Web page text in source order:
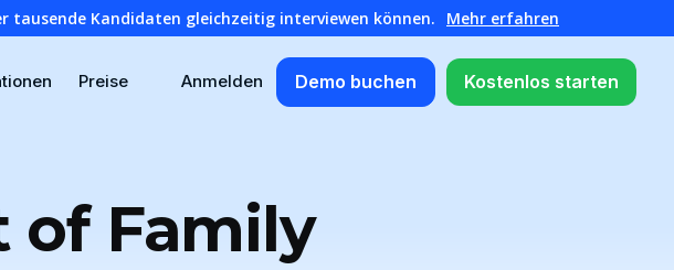
tausende Kandidaten gleichzeitig interviewen können. Mehr erfahren
Preise Anmelden Demo buchen Kostenlos starten
of Family